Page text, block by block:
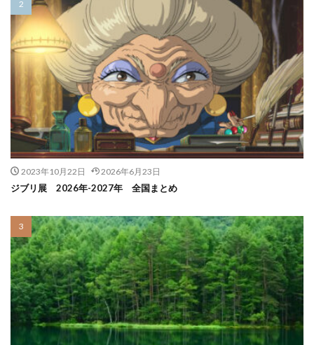
2023年10月22日 2026年6月23日
ジブリ展 2026年-2027年 全国まとめ